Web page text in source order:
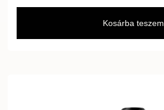
Kosárba teszem